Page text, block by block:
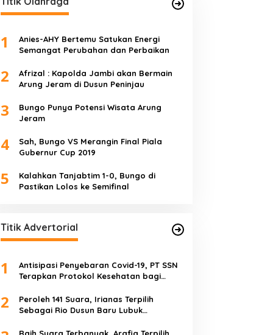
1
Anies-AHY Bertemu Satukan Energi
Semangat Perubahan dan Perbaikan
2
Afrizal : Kapolda Jambi akan Bermain
Arung Jeram di Dusun Peninjau
3
Bungo Punya Potensi Wisata Arung
Jeram
4
Sah, Bungo VS Merangin Final Piala
Gubernur Cup 2019
5
Kalahkan Tanjabtim 1-0, Bungo di
Pastikan Lolos ke Semifinal
Titik Advertorial
1
Antisipasi Penyebaran Covid-19, PT SSN
Terapkan Protokol Kesehatan bagi
2
Peroleh 141 Suara, Irianas Terpilih
Sebagai Rio Dusun Baru Lubuk